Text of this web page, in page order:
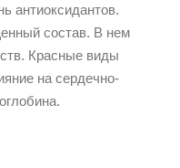
антиоксидантов.
состав. В нем
Красные виды
на сердечно-